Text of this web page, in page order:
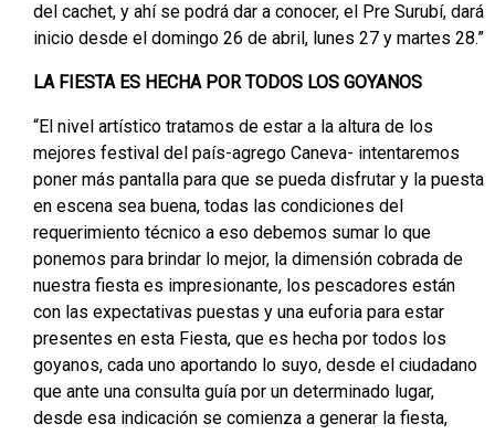
del cachet, y ahí se podrá dar a conocer, el Pre Surubí, dará
inicio desde el domingo 26 de abril, lunes 27 y martes 28.”
LA FIESTA ES HECHA POR TODOS LOS GOYANOS
“El nivel artístico tratamos de estar a la altura de los
mejores festival del país-agrego Caneva- intentaremos
poner más pantalla para que se pueda disfrutar y la puesta
en escena sea buena, todas las condiciones del
requerimiento técnico a eso debemos sumar lo que
ponemos para brindar lo mejor, la dimensión cobrada de
nuestra fiesta es impresionante, los pescadores están
con las expectativas puestas y una euforia para estar
presentes en esta Fiesta, que es hecha por todos los
goyanos, cada uno aportando lo suyo, desde el ciudadano
que ante una consulta guía por un determinado lugar,
desde esa indicación se comienza a generar la fiesta,